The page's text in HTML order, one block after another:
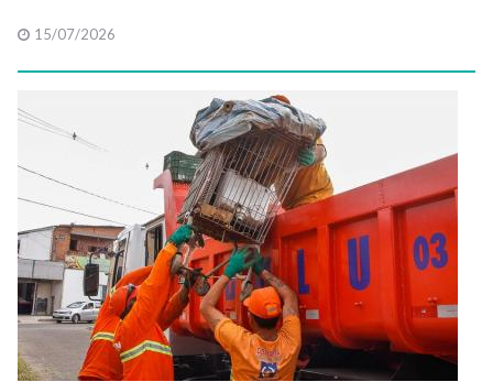
15/07/2026